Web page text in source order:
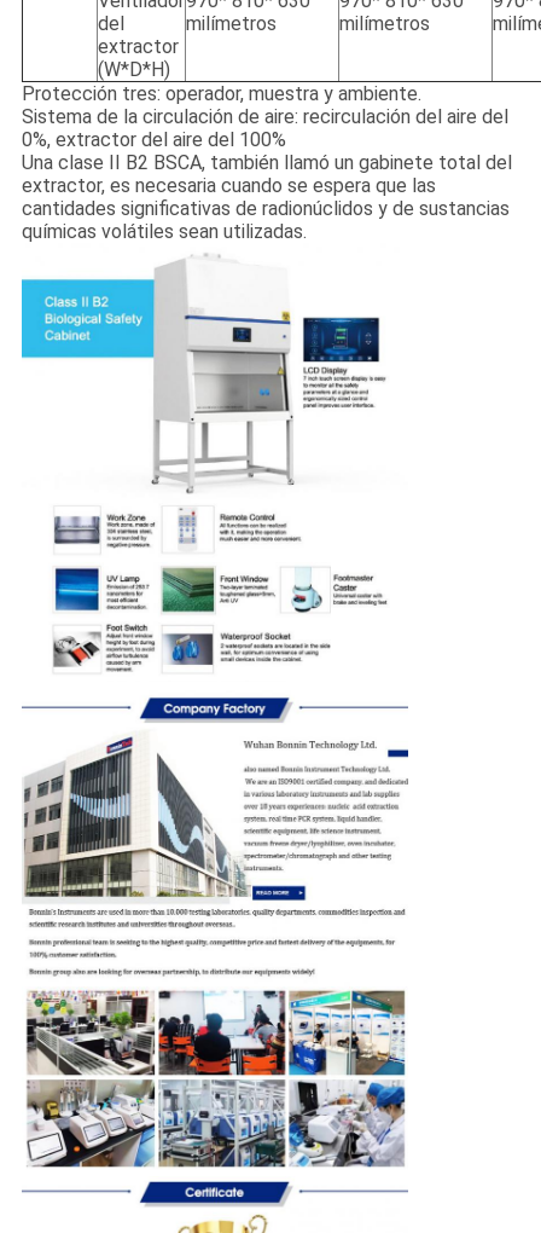
del
extractor
(W*D*H)
milímetros
milímetros
Protección tres: operador, muestra y ambiente.
Sistema de la circulación de aire: recirculación del aire del
0%, extractor del aire del 100%
Una clase II B2 BSCA, también llamó un gabinete total del
extractor, es necesaria cuando se espera que las
cantidades significativas de radionúclidos y de sustancias
químicas volátiles sean utilizadas.